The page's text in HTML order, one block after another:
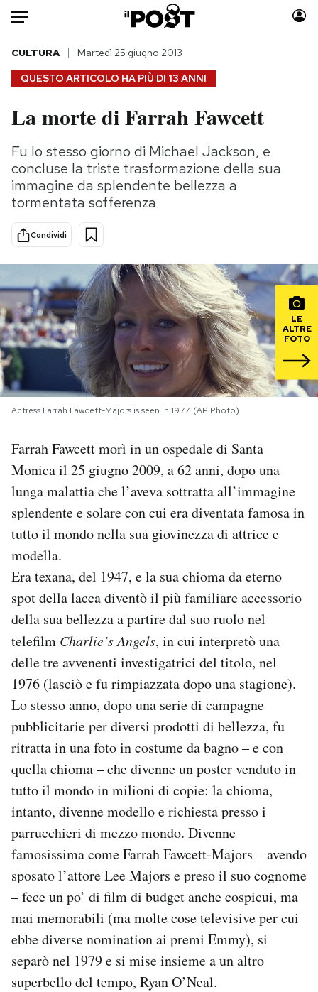
Auto
HOME
Italia
Politica
Tecnologia
Internet
Scienza
Cultura
Economia
Sport
Moda
Consumismi
Storie/Idee
Altrecose
Mondiali calcio 2026
PODCAST
NEWSLETTER
SHOP
CALENDARIO
AREA PERSONALE
Notifiche mobile
Regala il Post
Hai bisogno di aiuto?
Esci
QUESTO ARTICOLO HA PIÙ DI 13 ANNI
CULTURA Martedì 25 giugno 2013
La morte di Farrah Fawcett
Fu lo stesso giorno di Michael Jackson, e
concluse la triste trasformazione della sua
immagine da splendente bellezza a
tormentata sofferenza
Condividi
LE
ALTRE
FOTO
Actress Farrah Fawcett-Majors is seen in 1977. (AP Photo)
Farrah Fawcett morì in un ospedale di Santa
Monica il 25 giugno 2009, a 62 anni, dopo una
lunga malattia che l’aveva sottratta all’immagine
splendente e solare con cui era diventata famosa in
tutto il mondo nella sua giovinezza di attrice e
modella.
Era texana, del 1947, e la sua chioma da eterno
spot della lacca diventò il più familiare accessorio
della sua bellezza a partire dal suo ruolo nel
telefilm Charlie’s Angels, in cui interpretò una
delle tre avvenenti investigatrici del titolo, nel
1976 (lasciò e fu rimpiazzata dopo una stagione).
Lo stesso anno, dopo una serie di campagne
pubblicitarie per diversi prodotti di bellezza, fu
ritratta in una foto in costume da bagno – e con
quella chioma – che divenne un poster venduto in
tutto il mondo in milioni di copie: la chioma,
intanto, divenne modello e richiesta presso i
parrucchieri di mezzo mondo. Divenne
famosissima come Farrah Fawcett-Majors – avendo
sposato l’attore Lee Majors e preso il suo cognome
– fece un po’ di film di budget anche cospicui, ma
mai memorabili (ma molte cose televisive per cui
ebbe diverse nomination ai premi Emmy), si
separò nel 1979 e si mise insieme a un altro
superbello del tempo, Ryan O’Neal.